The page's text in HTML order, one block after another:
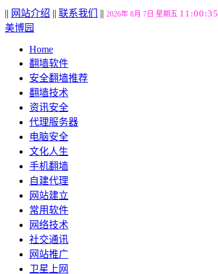
|| 网站介绍 || 联系我们 || 2026年 8月 7日 星期五 11:00:36
美博园
Home
翻墙软件
安全翻墙推荐
翻墙技术
资讯安全
代理服务器
电脑安全
文化人生
手机翻墙
自建代理
网站建立
常用软件
网络技术
社交通讯
网站推广
卫星上网